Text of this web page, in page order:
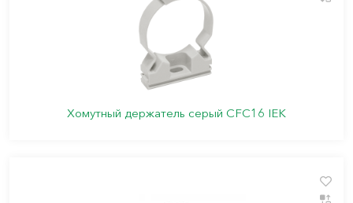
Хомутный держатель серый CFC16 IEK